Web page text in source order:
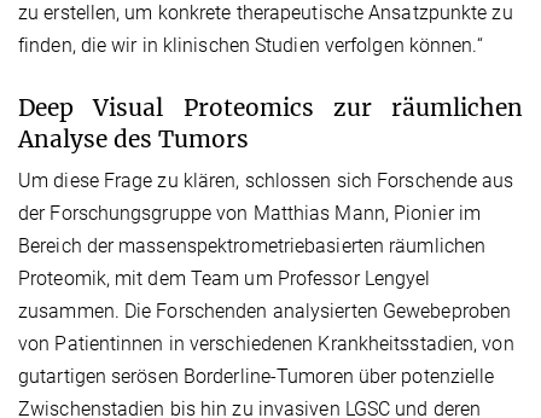
zu erstellen, um konkrete therapeutische Ansatzpunkte zu
finden, die wir in klinischen Studien verfolgen können.“
Deep Visual Proteomics zur räumlichen
Analyse des Tumors
Um diese Frage zu klären, schlossen sich Forschende aus
der Forschungsgruppe von Matthias Mann, Pionier im
Bereich der massenspektrometriebasierten räumlichen
Proteomik, mit dem Team um Professor Lengyel
zusammen. Die Forschenden analysierten Gewebeproben
von Patientinnen in verschiedenen Krankheitsstadien, von
gutartigen serösen Borderline-Tumoren über potenzielle
Zwischenstadien bis hin zu invasiven LGSC und deren